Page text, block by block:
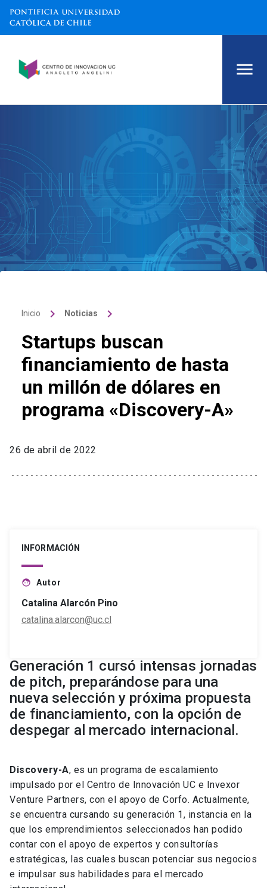
Inicio keyboard_arrow_right Noticias keyboard_arrow_right
Startups buscan
financiamiento de hasta
un millón de dólares en
programa «Discovery-A»
26 de abril de 2022
INFORMACIÓN
face Autor
Catalina Alarcón Pino
catalina.alarcon@uc.cl
Generación 1 cursó intensas jornadas
de pitch, preparándose para una
nueva selección y próxima propuesta
de financiamiento, con la opción de
despegar al mercado internacional.
Discovery-A, es un programa de escalamiento
impulsado por el Centro de Innovación UC e Invexor
Venture Partners, con el apoyo de Corfo. Actualmente,
se encuentra cursando su generación 1, instancia en la
que los emprendimientos seleccionados han podido
contar con el apoyo de expertos y consultorías
estratégicas, las cuales buscan potenciar sus negocios
e impulsar sus habilidades para el mercado